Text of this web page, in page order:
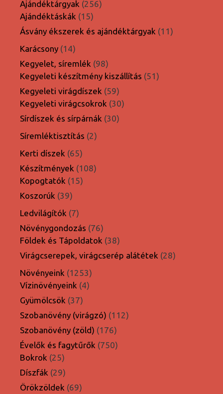
Ajándéktárgyak 256256
Ajándéktáskák 1515
termék
Ásvány ékszerek és ajándéktárgyak 1111
Karácsony 1414
termék
Kegyelet, síremlék 9898
termék
Kegyeleti készítmény kiszállítás 5151
Kegyeleti virágdíszek 5959
termék
Kegyeleti virágcsokrok 3030
Sírdíszek és sírpárnák 3030
Síremléktisztítás 22
Kerti díszek 6565
termék
Készítmények 108108
Kopogtatók 1515
Koszorúk 3939
termék
Ledvilágítók 77
termék
Növénygondozás 7676
termék
Földek és Tápoldatok 3838
termék
Virágcserepek, virágcserép alátétek 2828
Növényeink 12531253
termék
Vízinövényeink 44
Gyümölcsök 3737
termék
Szobanövény (virágzó) 112112
Szobanövény (zöld) 176176
termék
Évelők és fagytűrők 750750
Bokrok 2525
termék
Díszfák 2929
termék
Örökzöldek 6969